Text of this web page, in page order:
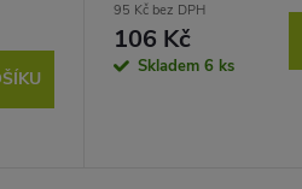
95 Kč bez DPH
106 Kč
Skladem 6 ks